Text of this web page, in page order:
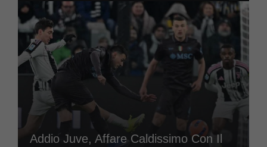
Addio Juve, Affare Caldissimo Con Il